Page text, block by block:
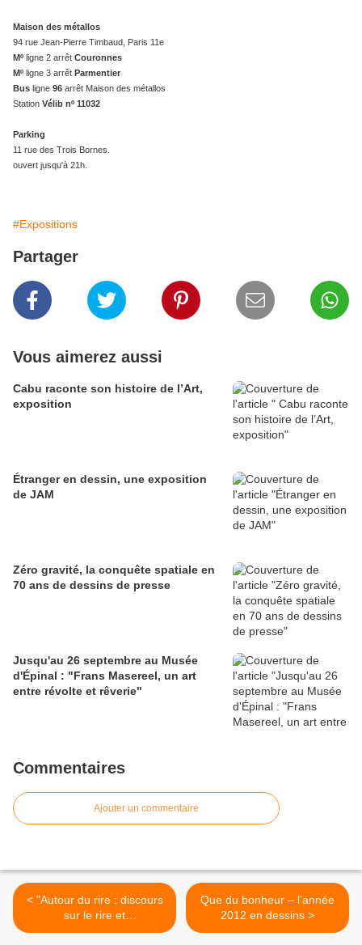
Maison des métallos
94 rue Jean-Pierre Timbaud, Paris 11e
Mº ligne 2 arrêt Couronnes
Mº ligne 3 arrêt Parmentier
Bus ligne 96 arrêt Maison des métallos
Station Vélib nº 11032
Parking
11 rue des Trois Bornes.
ouvert jusqu'à 21h.
#Expositions
Partager
Vous aimerez aussi
Cabu raconte son histoire de l’Art,
exposition
Étranger en dessin, une exposition
de JAM
Zéro gravité, la conquête spatiale en
70 ans de dessins de presse
Jusqu'au 26 septembre au Musée
d'Épinal : "Frans Masereel, un art
entre révolte et rêverie"
Commentaires
Ajouter un commentaire
< "Autour du rire : discours
sur le rire et
représentations aux XVIIe
Que du bonheur – l’année
2012 en dessins >